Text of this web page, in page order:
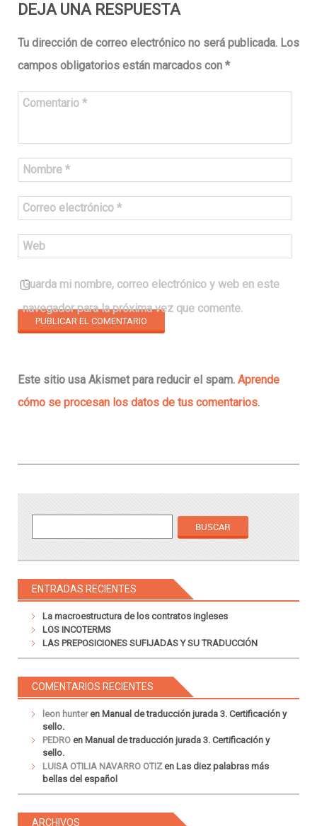
DEJA UNA RESPUESTA
Tu dirección de correo electrónico no será publicada. Los
campos obligatorios están marcados con *
Comentario *
Nombre *
Correo electrónico *
Web
Guarda mi nombre, correo electrónico y web en este
navegador para la próxima vez que comente.
Este sitio usa Akismet para reducir el spam. Aprende
cómo se procesan los datos de tus comentarios.
ENTRADAS RECIENTES
La macroestructura de los contratos ingleses
LOS INCOTERMS
LAS PREPOSICIONES SUFIJADAS Y SU TRADUCCIÓN
COMENTARIOS RECIENTES
leon hunteren Manual de traducción jurada 3. Certificación y
sello.
PEDRO en Manual de traducción jurada 3. Certificación y
sello.
LUISA OTILIA NAVARRO OTIZen Las diez palabras más
bellas del español
ARCHIVOS